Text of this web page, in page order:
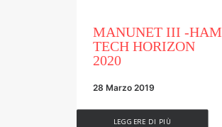
MANUNET III -HAM
TECH HORIZON
2020
28 Marzo 2019
LEGGERE DI PIÙ